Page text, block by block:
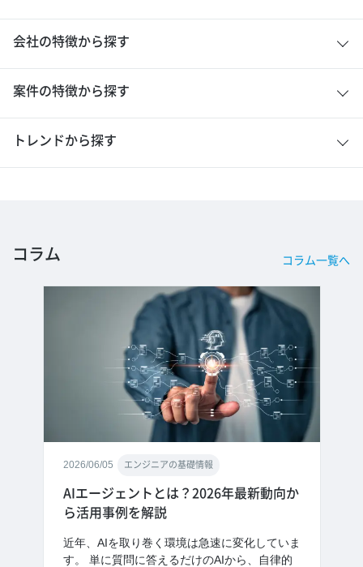
会社の特徴から探す
案件の特徴から探す
トレンドから探す
コラム コラム一覧へ
2026/06/05 エンジニアの基礎情報
AIエージェントとは？2026年最新動向か
ら活用事例を解説
近年、AIを取り巻く環境は急速に変化していま
す。 単に質問に答えるだけのAIから、自律的